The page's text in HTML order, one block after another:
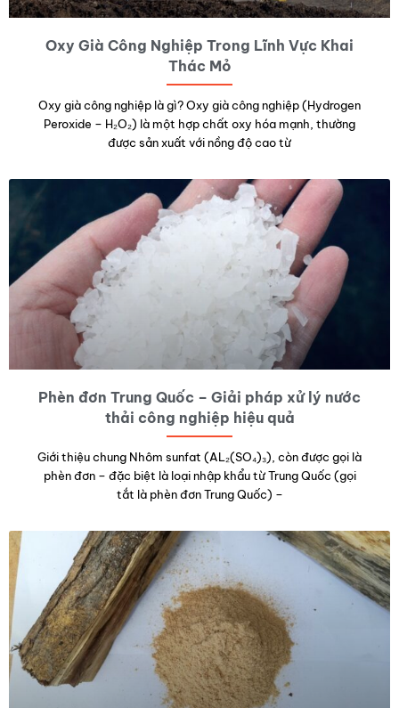
Oxy Già Công Nghiệp Trong Lĩnh Vực Khai
Thác Mỏ
Oxy già công nghiệp là gì? Oxy già công nghiệp (Hydrogen
Peroxide – H₂O₂) là một hợp chất oxy hóa mạnh, thường
được sản xuất với nồng độ cao từ
Phèn đơn Trung Quốc – Giải pháp xử lý nước
thải công nghiệp hiệu quả
Giới thiệu chung Nhôm sunfat (AL₂(SO₄)₃), còn được gọi là
phèn đơn – đặc biệt là loại nhập khẩu từ Trung Quốc (gọi
tắt là phèn đơn Trung Quốc) –